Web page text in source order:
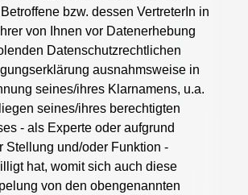
bzw. dessen VertreterIn in
von Ihnen vor Datenerhebung
Datenschutzrechtlichen
ausnahmsweise in
seines/ihres Klarnamens, u.a.
seines/ihres berechtigten
- als Experte oder aufgrund
Stellung und/oder Funktion -
hat, womit sich auch diese
von den obengenannten